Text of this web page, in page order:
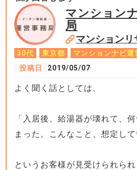
マンション
局
マンション
30代 東京都
マンションナビ運
投稿日
2019/05/07
よく聞く話としては、
「入居後、給湯器が壊れて、
まった。こんなこと、想定して
というお客様が見受けられられ